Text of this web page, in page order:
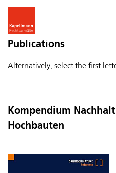
Publications
Alternatively, select the first
Kompendium
Hochbauten